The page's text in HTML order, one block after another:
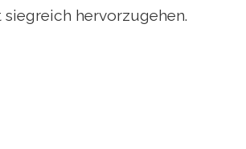
hervorzugehen.